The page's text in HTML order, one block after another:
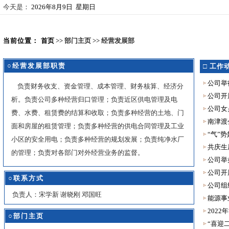
今天是： 2026年8月9日 星期日
当前位置： 首页 >> 部门主页 >> 经营发展部
○经营发展部职责
负责财务收支、资金管理、成本管理、财务核算、经济分
析。负责公司多种经营归口管理；负责近区供电管理及电
费、水费、租赁费的结算和收取；负责多种经营的土地、门
面和房屋的租赁管理；负责多种经营的供电合同管理及工业
小区的安全用电；负责多种经营的规划发展；负责纯净水厂
的管理；负责对各部门对外经营业务的监督。
○联系方式
负责人：宋学新 谢晓刚 邓国旺
○部门主页
□ 工作
公司举
公司开
公司女
南津渡
“气”
共庆
公司举
公司开
公司组
能源事
2022
“喜迎